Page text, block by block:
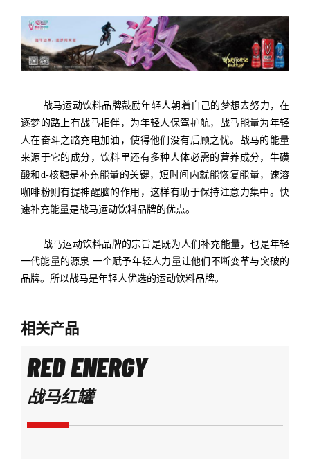
战马运动饮料品牌鼓励年轻人朝着自己的梦想去努力，在
逐梦的路上有战马相伴，为年轻人保驾护航，战马能量为年轻
人在奋斗之路充电加油，使得他们没有后顾之忧。战马的能量
来源于它的成分，饮料里还有多种人体必需的营养成分，牛磺
酸和 d-核糖是补充能量的关键，短时间内就能恢复能量，速溶
咖啡粉则有提神醒脑的作用，这样有助于保持注意力集中。快
速补充能量是战马运动饮料品牌的优点。
战马运动饮料品牌的宗旨是既为人们补充能量，也是年轻
一代能量的源泉 一个赋予年轻人力量让他们不断变革与突破的
品牌。所以战马是年轻人优选的运动饮料品牌。
相关产品
RED ENERGY
战马红罐